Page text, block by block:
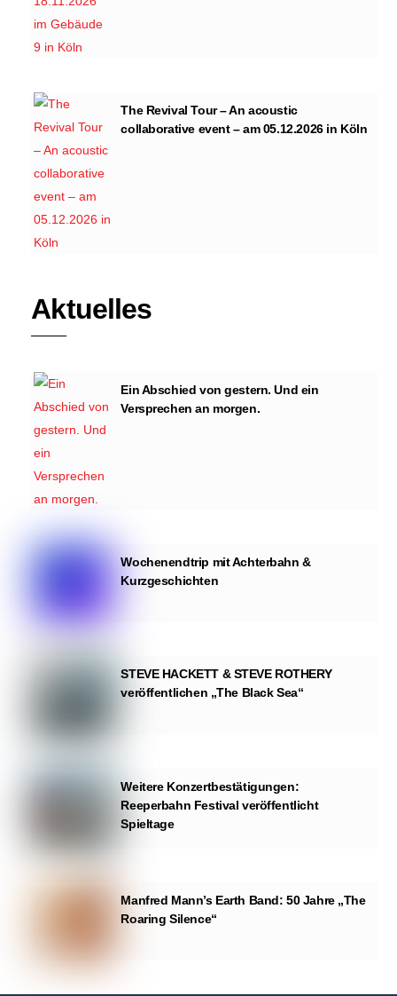
The Revival Tour – An acoustic
collaborative event – am 05.12.2026 in Köln
Aktuelles
Ein Abschied von gestern. Und ein
Versprechen an morgen.
Wochenendtrip mit Achterbahn &
Kurzgeschichten
STEVE HACKETT & STEVE ROTHERY
veröffentlichen „The Black Sea“
Weitere Konzertbestätigungen:
Reeperbahn Festival veröffentlicht
Spieltage
Manfred Mann’s Earth Band: 50 Jahre „The
Roaring Silence“